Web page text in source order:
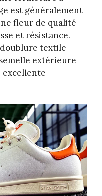
est généralement
fleur de qualité
et résistance.
doublure textile
extérieure
excellente